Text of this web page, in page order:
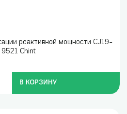
реактивной мощности CJ19-
9521 Chint
В КОРЗИНУ